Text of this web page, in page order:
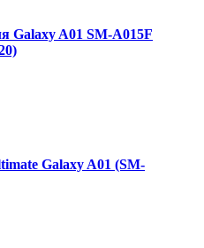
Galaxy A01 SM-A015F
Galaxy A01 (SM-